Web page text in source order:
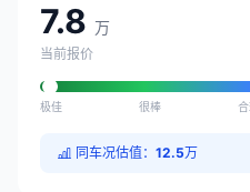
7.8 万
当前报价
极佳 很棒
同车况估值： 12.5万